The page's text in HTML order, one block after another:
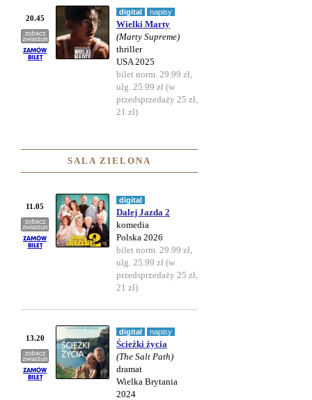
20.45
digital napisy
Wielki Marty
(Marty Supreme)
thriller
USA 2025
bilet norm. 29.99 zł,
ulg. 25.99 zł (w
przedsprzedaży 25 zł,
21 zł)
SALA ZIELONA
11.05
digital
Dalej Jazda 2
komedia
Polska 2026
bilet norm. 29.99 zł,
ulg. 25.99 zł (w
przedsprzedaży 25 zł,
21 zł)
13.20
digital napisy
Ścieżki życia
(The Salt Path)
dramat
Wielka Brytania
2024